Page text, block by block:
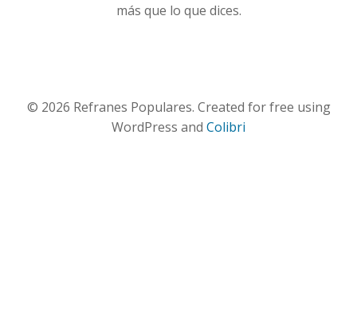
más que lo que dices.
© 2026 Refranes Populares. Created for free using
WordPress and Colibri